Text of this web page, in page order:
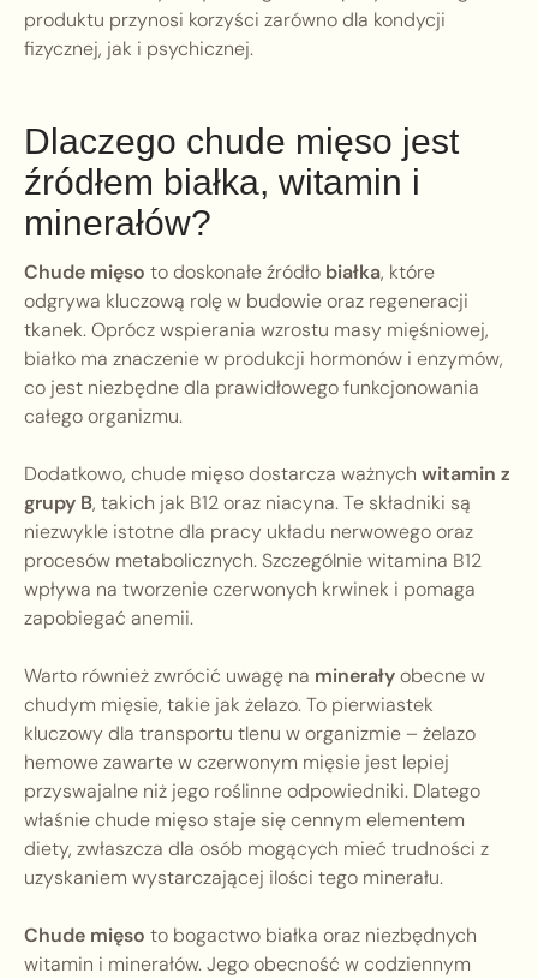
produktu przynosi korzyści zarówno dla kondycji
fizycznej, jak i psychicznej.
Dlaczego chude mięso jest
źródłem białka, witamin i
minerałów?
Chude mięso to doskonałe źródło białka, które
odgrywa kluczową rolę w budowie oraz regeneracji
tkanek. Oprócz wspierania wzrostu masy mięśniowej,
białko ma znaczenie w produkcji hormonów i enzymów,
co jest niezbędne dla prawidłowego funkcjonowania
całego organizmu.
Dodatkowo, chude mięso dostarcza ważnych witamin z
grupy B, takich jak B12 oraz niacyna. Te składniki są
niezwykle istotne dla pracy układu nerwowego oraz
procesów metabolicznych. Szczególnie witamina B12
wpływa na tworzenie czerwonych krwinek i pomaga
zapobiegać anemii.
Warto również zwrócić uwagę na minerałyobecne w
chudym mięsie, takie jak żelazo. To pierwiastek
kluczowy dla transportu tlenu w organizmie – żelazo
hemowe zawarte w czerwonym mięsie jest lepiej
przyswajalne niż jego roślinne odpowiedniki. Dlatego
właśnie chude mięso staje się cennym elementem
diety, zwłaszcza dla osób mogących mieć trudności z
uzyskaniem wystarczającej ilości tego minerału.
Chude mięso to bogactwo białka oraz niezbędnych
witamin i minerałów. Jego obecność w codziennym